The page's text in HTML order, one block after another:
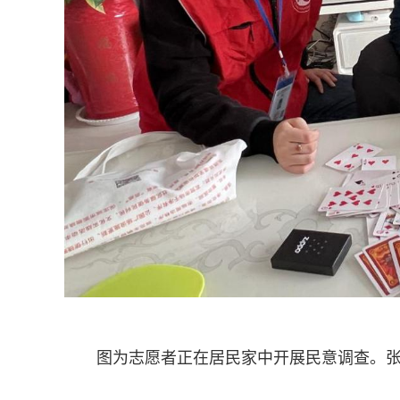
图为志愿者正在居民家中开展民意调查。